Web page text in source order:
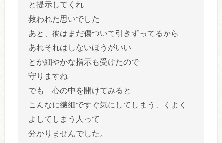
と提示してくれ
救われた思いでした
あと、彼はまだ傷ついて引きずってるから
あれそれはしないほうがいい
とか細やかな指示も受けたので
守りますね
でも 心の中を開けてみると
こんなに繊細ですぐ気にしてしまう、くよく
よしてしまう人って
分かりませんでした。